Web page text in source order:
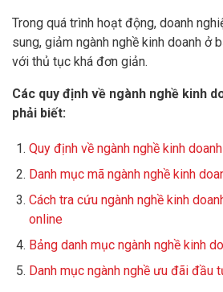
Trong quá trình hoạt động, doanh
sung, giảm ngành nghề kinh doanh ở
với thủ tục khá đơn giản.
Các quy định về ngành nghề kinh
phải biết:
Quy định về ngành nghề kinh
Danh mục mã ngành nghề kinh
Cách tra cứu ngành nghề kinh
online
Bảng danh mục ngành nghề kinh
Danh mục ngành nghề ưu đãi đầu